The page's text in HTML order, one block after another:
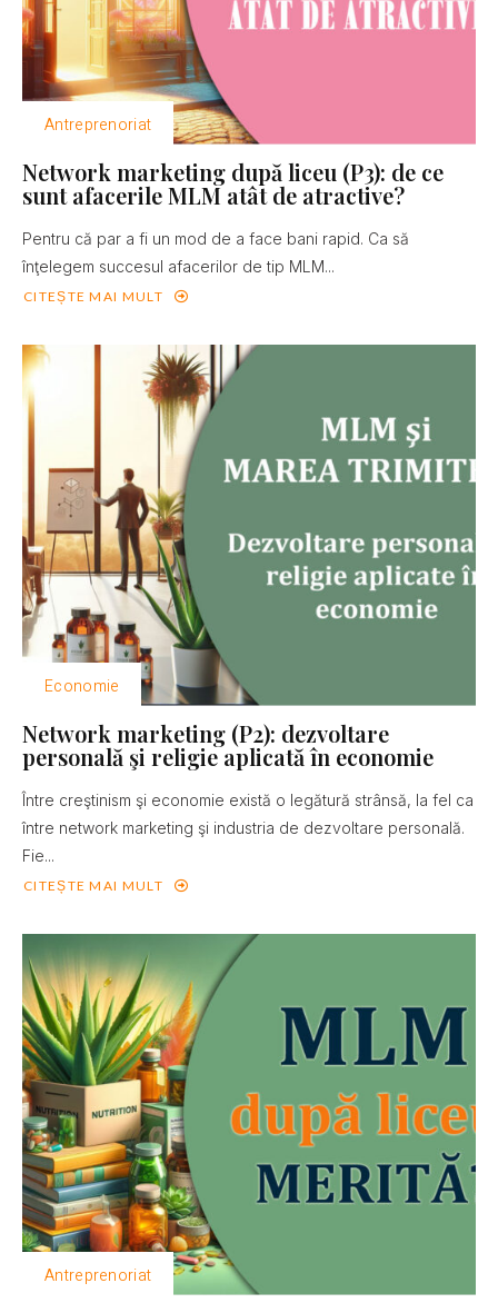
Antreprenoriat
Network marketing după liceu (P3): de ce
sunt afacerile MLM atât de atractive?
Pentru că par a fi un mod de a face bani rapid. Ca să
înţelegem succesul afacerilor de tip MLM...
CITEȘTE MAI MULT
Economie
Network marketing (P2): dezvoltare
personală şi religie aplicată în economie
Între creştinism şi economie există o legătură strânsă, la fel ca
între network marketing şi industria de dezvoltare personală.
Fie...
CITEȘTE MAI MULT
Antreprenoriat